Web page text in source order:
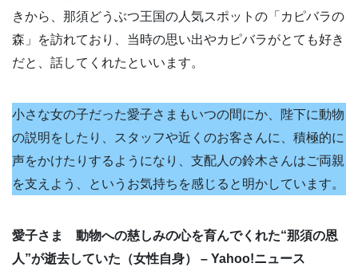
きから、那須どうぶつ王国の人気スポットの「カピバラの
森」を訪れており、当時の思い出やカピバラがとても好き
だと、話してくれたといいます。
小さな女の子だった愛子さまもいつの間にか、陛下に動物
の説明をしたり、スタッフや近くのお客さんに、積極的に
声をかけたりするようになり、支配人の鈴木さんはご両親
を支えよう、というお気持ちを感じると明かしています。
愛子さま 動物への慈しみの心を育んでくれた“那須の恩
人”が逝去していた（女性自身） – Yahoo!ニュース